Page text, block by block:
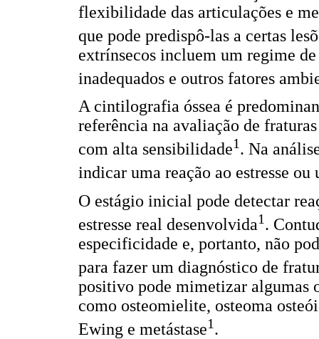
flexibilidade das articulações e
que pode predispô-las a certas
extrínsecos incluem um regime
inadequados e outros fatores
A cintilografia óssea é
referência na avaliação de
com alta sensibilidade1. Na
indicar uma reação ao estresse
O estágio inicial pode detectar
estresse real desenvolvida1.
especificidade e, portanto, não
para fazer um diagnóstico de
positivo pode mimetizar algumas
como osteomielite, osteoma
Ewing e metástase1.